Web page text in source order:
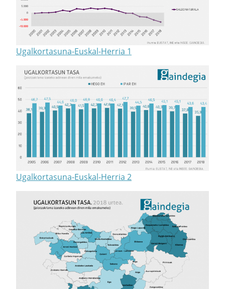
Ugalkortasuna-Euskal-Herria 1
Ugalkortasuna-Euskal-Herria 2